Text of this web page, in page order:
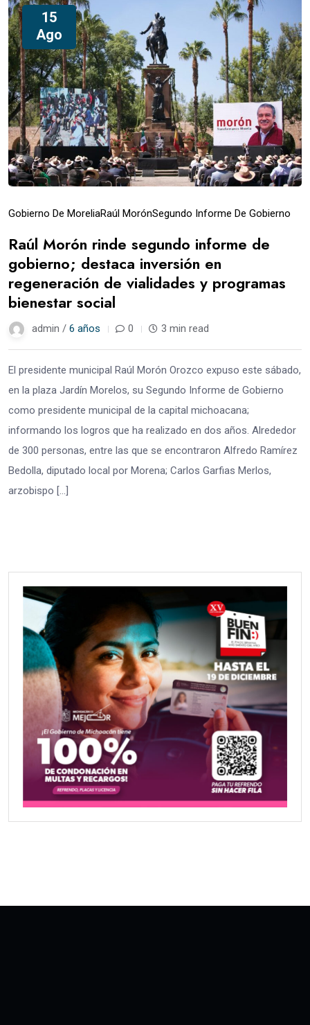
15
Ago
Gobierno De MoreliaRaúl MorónSegundo Informe De Gobierno
Raúl Morón rinde segundo informe de
gobierno; destaca inversión en
regeneración de vialidades y programas
bienestar social
admin / 6 años 0 3 min read
El presidente municipal Raúl Morón Orozco expuso este sábado,
en la plaza Jardín Morelos, su Segundo Informe de Gobierno
como presidente municipal de la capital michoacana;
informando los logros que ha realizado en dos años. Alrededor
de 300 personas, entre las que se encontraron Alfredo Ramírez
Bedolla, diputado local por Morena; Carlos Garfias Merlos,
arzobispo […]